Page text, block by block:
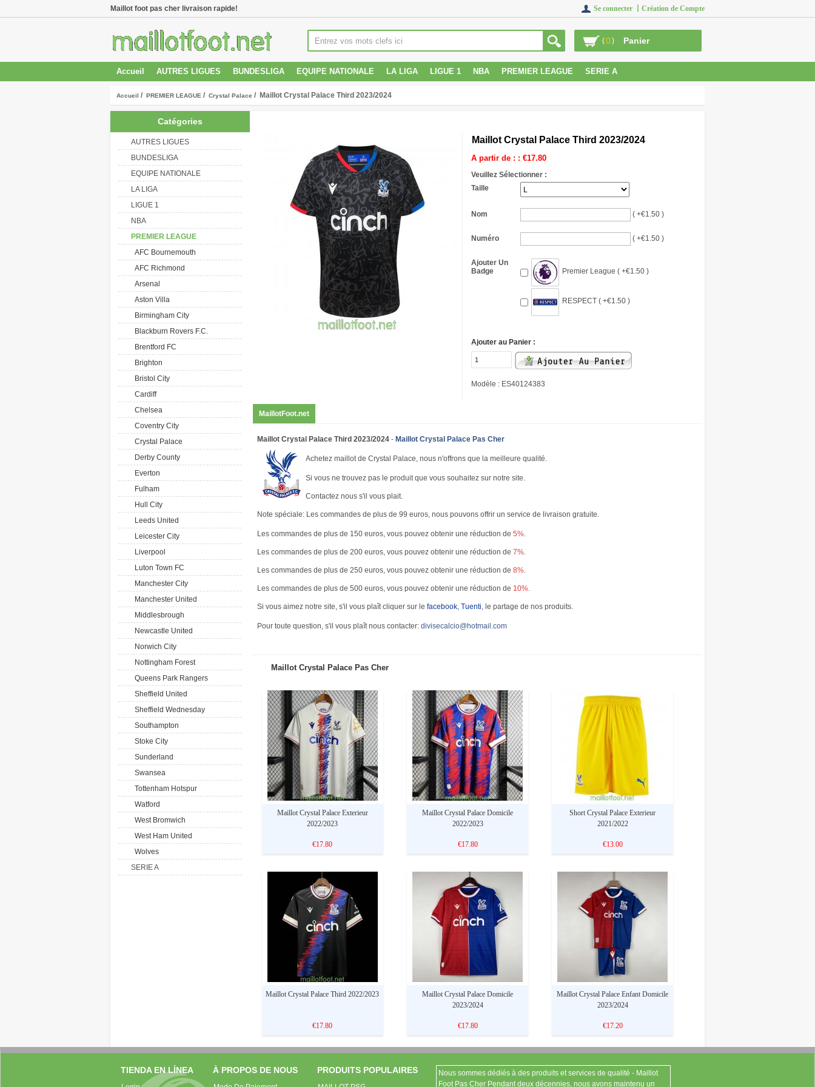
Maillot foot pas cher livraison rapide! Se connecter 丨 Création de Compte
(0) Panier
Accueil AUTRES LIGUES BUNDESLIGA EQUIPE NATIONALE LA LIGA LIGUE 1 NBA PREMIER LEAGUE SERIE A
Accueil / PREMIER LEAGUE / Crystal Palace / Maillot Crystal Palace Third 2023/2024
Catégories
AUTRES LIGUES
BUNDESLIGA
EQUIPE NATIONALE
LA LIGA
LIGUE 1
NBA
PREMIER LEAGUE
AFC Bournemouth
AFC Richmond
Arsenal
Aston Villa
Birmingham City
Blackburn Rovers F.C.
Brentford FC
Brighton
Bristol City
Cardiff
Chelsea
Coventry City
Crystal Palace
Derby County
Everton
Fulham
Hull City
Leeds United
Leicester City
Liverpool
Luton Town FC
Manchester City
Manchester United
Middlesbrough
Newcastle United
Norwich City
Nottingham Forest
Queens Park Rangers
Sheffield United
Sheffield Wednesday
Southampton
Stoke City
Sunderland
Swansea
Tottenham Hotspur
Watford
West Bromwich
West Ham United
Wolves
SERIE A
Maillot Crystal Palace Third 2023/2024
A partir de : : €17.80
Veuillez Sélectionner :
Taille
Nom ( +€1.50 )
Numéro ( +€1.50 )
Ajouter Un
Badge
Premier League ( +€1.50 )
RESPECT ( +€1.50 )
Ajouter au Panier :
Modèle : ES40124383
MaillotFoot.net
Maillot Crystal Palace Third 2023/2024 - Maillot Crystal Palace Pas Cher
Achetez maillot de Crystal Palace, nous n'offrons que la meilleure qualité.
Si vous ne trouvez pas le produit que vous souhaitez sur notre site.
Contactez nous s'il vous plait.
Note spéciale: Les commandes de plus de 99 euros, nous pouvons offrir un service de livraison gratuite.
Les commandes de plus de 150 euros, vous pouvez obtenir une réduction de 5%.
Les commandes de plus de 200 euros, vous pouvez obtenir une réduction de 7%.
Les commandes de plus de 250 euros, vous pouvez obtenir une réduction de 8%.
Les commandes de plus de 500 euros, vous pouvez obtenir une réduction de 10%.
Si vous aimez notre site, s'il vous plaît cliquer sur le facebook, Tuenti, le partage de nos produits.
Pour toute question, s'il vous plaît nous contacter: divisecalcio@hotmail.com
Maillot Crystal Palace Pas Cher
Maillot Crystal Palace Exterieur
2022/2023
€17.80
Maillot Crystal Palace Domicile
2022/2023
€17.80
Short Crystal Palace Exterieur
2021/2022
€13.00
Maillot Crystal Palace Third 2022/2023
€17.80
Maillot Crystal Palace Domicile
2023/2024
€17.80
Maillot Crystal Palace Enfant Domicile
2023/2024
€17.20
TIENDA EN LÍNEA À PROPOS DE NOUS PRODUITS POPULAIRES
Nous sommes dédiés à des produits et services de qualité - Maillot
Foot Pas Cher Pendant deux décennies, nous avons maintenu un